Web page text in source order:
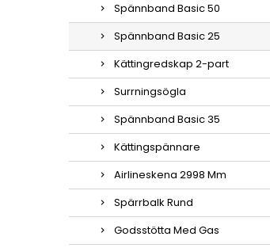
Spännband Basic 50
Spännband Basic 25
Kättingredskap 2-part
Surrningsögla
Spännband Basic 35
Kättingspännare
Airlineskena 2998 Mm
Spärrbalk Rund
Godsstötta Med Gas